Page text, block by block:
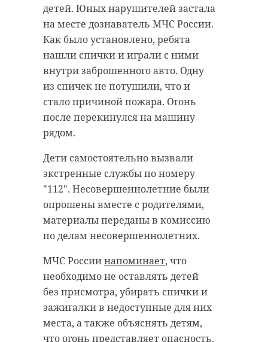
детей. Юных нарушителей застала
на месте дознаватель МЧС России.
Как было установлено, ребята
нашли спички и играли с ними
внутри заброшенного авто. Одну
из спичек не потушили, что и
стало причиной пожара. Огонь
после перекинулся на машину
рядом.
Дети самостоятельно вызвали
экстренные службы по номеру
"112". Несовершеннолетние были
опрошены вместе с родителями,
материалы переданы в комиссию
по делам несовершеннолетних.
МЧС Россиинапоминает, что
необходимо не оставлять детей
без присмотра, убирать спички и
зажигалки в недоступные для них
места, а также объяснять детям,
что огонь представляет опасность.